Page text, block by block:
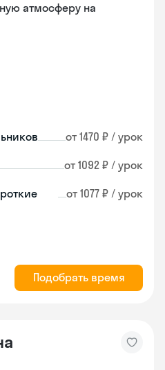
атмосферу на
от 1470 ₽ / урок
от 1092 ₽ / урок
от 1077 ₽ / урок
Подобрать время